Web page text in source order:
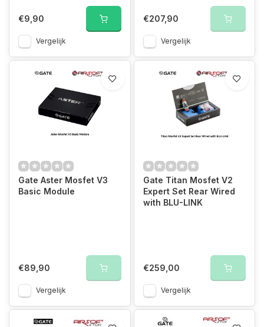
€9,90
Vergelijk
€207,90
Vergelijk
Gate Aster Mosfet V3
Basic Module
€89,90
Vergelijk
Gate Titan Mosfet V2
Expert Set Rear Wired
with BLU-LINK
€259,00
Vergelijk